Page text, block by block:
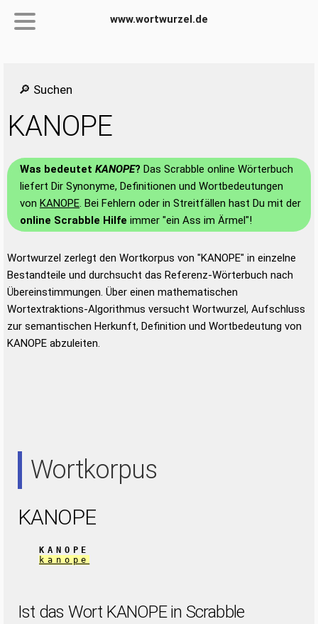
www.wortwurzel.de
🔎 Suchen
KANOPE
Was bedeutet KANOPE? Das Scrabble online Wörterbuch
liefert Dir Synonyme, Definitionen und Wortbedeutungen
von KANOPE. Bei Fehlern oder in Streitfällen hast Du mit der
online Scrabble Hilfe immer "ein Ass im Ärmel"!
Wortwurzel zerlegt den Wortkorpus von "KANOPE" in einzelne
Bestandteile und durchsucht das Referenz-Wörterbuch nach
Übereinstimmungen. Über einen mathematischen
Wortextraktions-Algorithmus versucht Wortwurzel, Aufschluss
zur semantischen Herkunft, Definition und Wortbedeutung von
KANOPE abzuleiten.
Wortkorpus
KANOPE
KANOPE
kanope
Ist das Wort KANOPE in Scrabble